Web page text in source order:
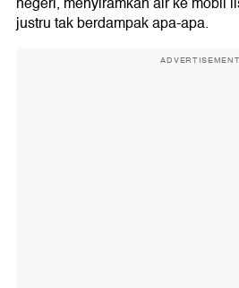
justru tak berdampak apa-apa.
ADVERTISEMENT